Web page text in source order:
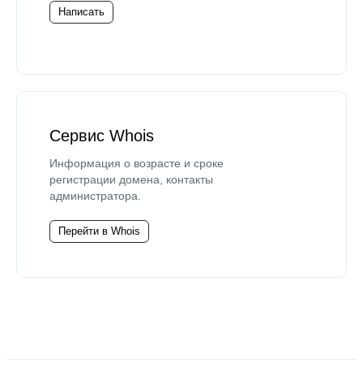
Написать
Сервис Whois
Информация о возрасте и сроке
регистрации домена, контакты
администратора.
Перейти в Whois